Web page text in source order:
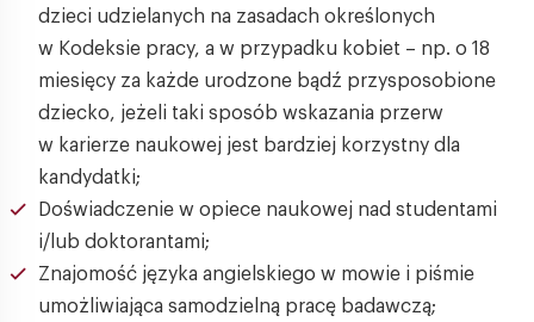
dzieci udzielanych na zasadach określonych
w Kodeksie pracy, a w przypadku kobiet – np. o 18
miesięcy za każde urodzone bądź przysposobione
dziecko, jeżeli taki sposób wskazania przerw
w karierze naukowej jest bardziej korzystny dla
kandydatki;
Doświadczenie w opiece naukowej nad studentami
i/lub doktorantami;
Znajomość języka angielskiego w mowie i piśmie
umożliwiająca samodzielną pracę badawczą;